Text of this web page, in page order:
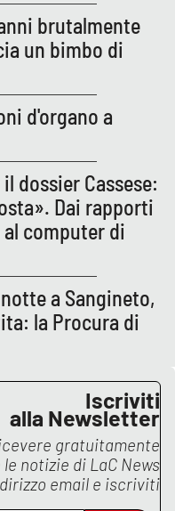
brutalmente
un bimbo di
d'organo a
dossier Cassese:
Dai rapporti
al computer di
a Sangineto,
la Procura di
Iscriviti
alla Newsletter
gratuitamente
notizie di LaC News
email e iscriviti